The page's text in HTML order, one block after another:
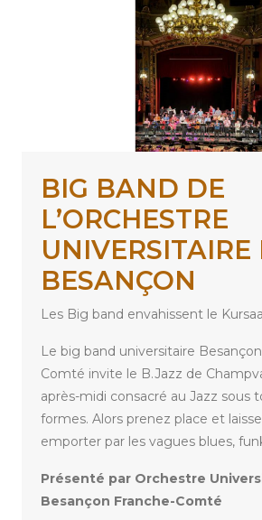
BIG BAND DE
L’ORCHESTRE
UNIVERSITAIRE
BESANÇON
Les Big band envahissent le
Le big band universitaire
Comté invite le B.Jazz de
après-midi consacré au Jazz sous
formes. Alors prenez place et
emporter par les vagues blues,
Présenté par Orchestre
Besançon Franche-Comté